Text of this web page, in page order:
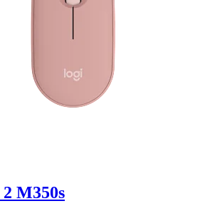
M350s